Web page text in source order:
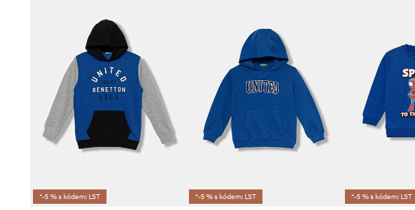
- Model s potiskem.
*-5 % s kódem: LST *-5 % s kódem: LST *-5 % s kódem: LST